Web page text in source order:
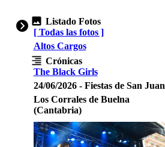
Listado Fotos
[ Todas las fotos ]
Altos Cargos
Crónicas
The Black Girls
24/06/2026 - Fiestas de San Juan
Los Corrales de Buelna
(Cantabria)